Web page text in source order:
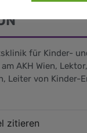
für Kinder-
AKH Wien,
Leiter von Kinder-
zitieren